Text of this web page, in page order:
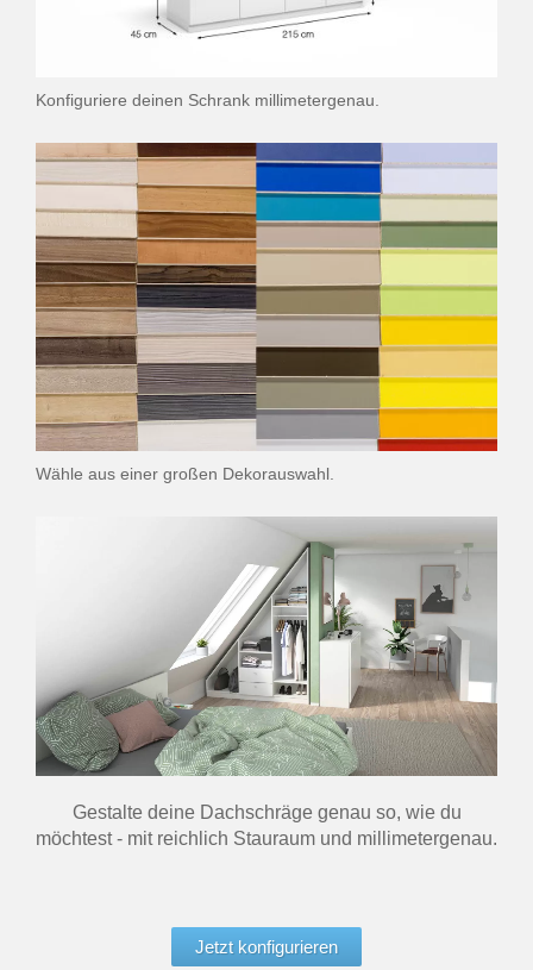
Konfiguriere deinen Schrank millimetergenau.
Wähle aus einer großen Dekorauswahl.
Gestalte deine Dachschräge genau so, wie du
möchtest - mit reichlich Stauraum und millimetergenau.
Jetzt konfigurieren